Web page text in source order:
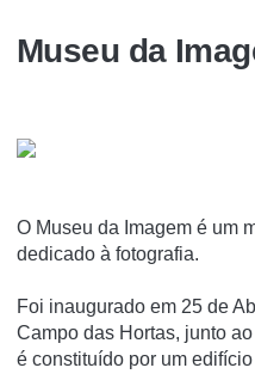
Museu da
O Museu da Imagem é um
dedicado à fotografia.
Foi inaugurado em 25 de
Campo das Hortas, junto
é constituí­do por um